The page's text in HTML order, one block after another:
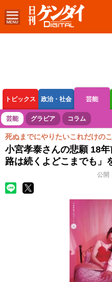
トピックス 政治・社会 芸能
ボートレース 競輪 オートレー
芸能 グラビア コラム
死ぬまでにやりたいこれだけの
小宮孝泰さんの悲願 18
路は続くよどこまでも」
公開